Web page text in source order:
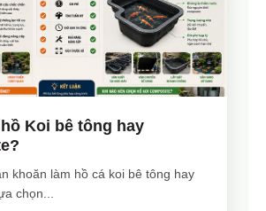
Koi bê tông hay
khoăn làm hồ cá koi bê tông hay
chọn...